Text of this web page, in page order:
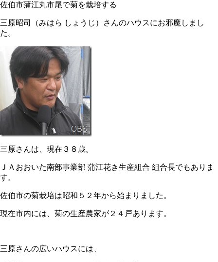
佐伯市蒲江丸市尾で菊を栽培する
三原昭司（みはら しょうじ）さんのハウスにお邪魔しまし
た。
三原さんは、現在３８歳。
ＪＡおおいた南部事業部 蒲江花き生産組合 組合長でもありま
す。
佐伯市の菊栽培は昭和５２年から始まりました。
現在市内には、菊の生産農家が２４戸あります。
三原さんの広いハウスには、